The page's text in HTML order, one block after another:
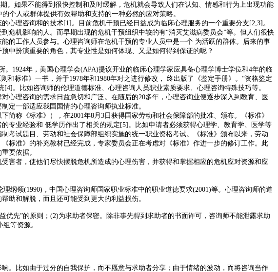
。如果不能得到很快控制和及时缓解，危机就会导致人们在认知、情感和行为上出现功能
个人或群体提供有效帮助和支持的一种必然的应对策略。
心理咨询和的技术[1]。目前危机干预已经日益成为临床心理服务的一个重要分支[2,3]。
危机影响的人。而早期出现的危机干预组织中较的有“消灭艾滋病委员会”等。但人们很快
的工作人员参与。心理咨询师在危机干预的专业人员中是一个 为活跃的群体。后来的事
中扮演重要的角色，其专业性是如何体现、又是如何得到保证的呢？
1924年，美国心理学会(APA)提议开业的临床心理学家应具备心理学博士学位和4年的临
标准》一书，并于1978年和1980年对之进行修改， 终出版了《鉴定手册》。“资格鉴定
。比如咨询师的伦理道德标准、心理咨询人员职业素质要求、心理咨询特殊技巧等。
心理咨询的需求日益急切和广泛。在随后的20多年，心理咨询业便逐步深入到教育、医
定一部适应我国国情的心理咨询师执业标准。
称《标准》），在2001年8月3日获得国家劳动和社会保障部的批准、颁布。《标准》
专业经验和 低学历作出了相关的规定[5]。比如申请者必须获得心理学、教育学、医学等
考试题目、劳动和社会保障部组织实施的统一职业资格考试。《标准》颁布以来，劳动
标准》的补充教材已经完成，专家委员会正在考虑对《标准》作进一步的修订工作。此
要依据。
害者，使他们尽快摆脱危机所造成的心理伤害，并获得和掌握相应的危机应对资源和应
纲领(1990)，中国心理咨询师国家职业标准中的职业道德要求(2001)等。心理咨询师的道
助和解脱，而且还可能受到更大的利益损伤。
先”的原则；(2)为求助者保密。除非事先得到求助者的书面许可，咨询师不能泄露求助
等资源。
。比如由于过分的自我保护，而不愿意与求助者分享；由于情绪的波动，而将咨询当作